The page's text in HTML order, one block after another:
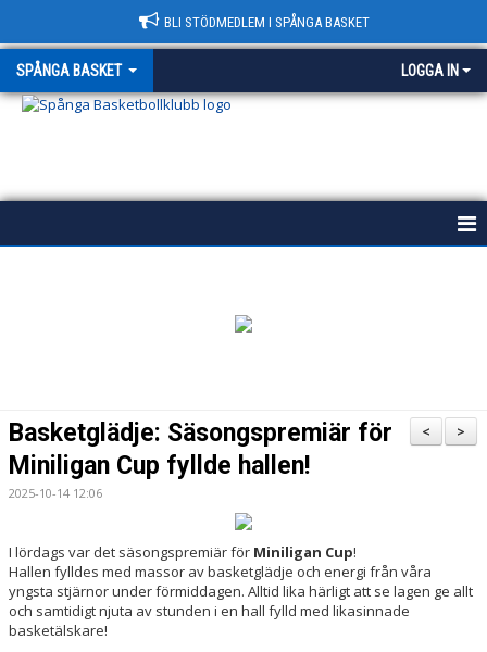
BLI STÖDMEDLEM I SPÅNGA BASKET
SPÅNGA BASKET LOGGA IN
KONTAKT & HALLAR
MEDLEMSAPP
STYRELSEN
DOKUMENT
NYHETER
>
<
Basketglädje: Säsongspremiär för
Miniligan Cup fyllde hallen!
2025-10-14 12:06
I lördags var det säsongspremiär för Miniligan Cup!
Hallen fylldes med massor av basketglädje och energi från våra
yngsta stjärnor under förmiddagen. Alltid lika härligt att se lagen ge allt
och samtidigt njuta av stunden i en hall fylld med likasinnade
basketälskare!